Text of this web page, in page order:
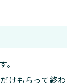
けもらって終わ